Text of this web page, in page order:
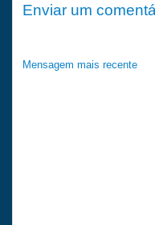
Enviar um
Mensagem mais recente